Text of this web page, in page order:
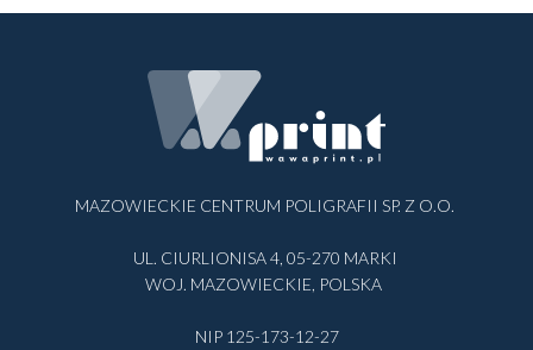
MAZOWIECKIE CENTRUM POLIGRAFII SP. Z O.O.
UL. CIURLIONISA 4, 05-270 MARKI
WOJ. MAZOWIECKIE, POLSKA
NIP 125-173-12-27